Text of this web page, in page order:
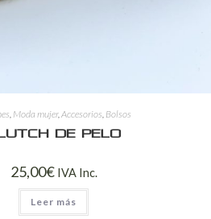
Moda mujer,Accesorios Bolsos
de pelo
25,00€ IVA Inc.
Leer más